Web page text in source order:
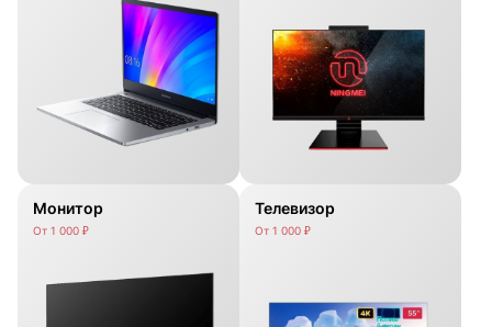
Монитор
От 1 000 ₽
Телевизор
От 1 000 ₽